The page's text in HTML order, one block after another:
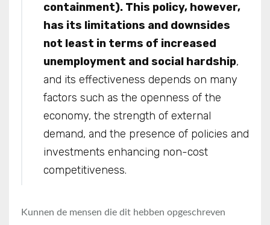
containment). This policy, however,
has its limitations and downsides
not least in terms of increased
unemployment and social hardship,
and its effectiveness depends on many
factors such as the openness of the
economy, the strength of external
demand, and the presence of policies and
investments enhancing non-cost
competitiveness.
Kunnen de mensen die dit hebben opgeschreven